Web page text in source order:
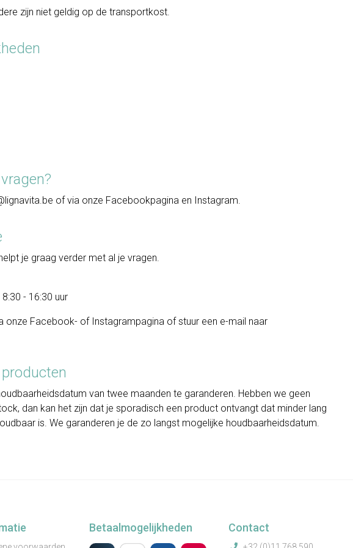
zijn niet geldig op de transportkost.
of via onze Facebookpagina en Instagram.
je graag verder met al je vragen.
- 16:30 uur
onze Facebook- of Instagrampagina of stuur een e-mail naar
van twee maanden te garanderen. Hebben we geen
dan kan het zijn dat je sporadisch een product ontvangt dat minder lang
is. We garanderen je de zo langst mogelijke houdbaarheidsdatum.
Betaalmogelijkheden Contact